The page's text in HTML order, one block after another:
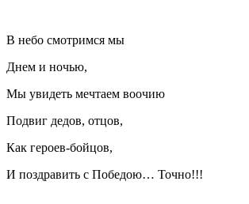
В небо смотримся мы
Днем и ночью,
Мы увидеть мечтаем воочию
Подвиг дедов, отцов,
Как героев-бойцов,
И поздравить с Победою… Точно!!!